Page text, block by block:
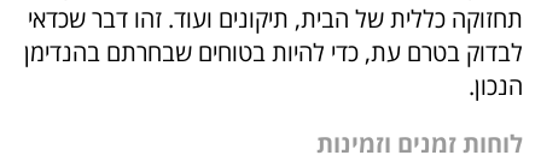
תחזוקה כללית של הבית, תיקונים ועוד. זהו דבר שכדאי
לבדוק בטרם עת, כדי להיות בטוחים שבחרתם בהנדימן
הנכון.
לוחות זמנים וזמינות